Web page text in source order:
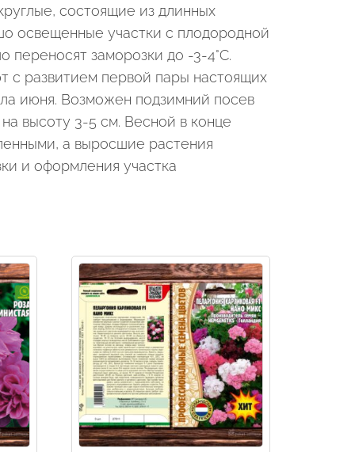
состоящие из длинных
освещенные участки с плодородной
заморозки до -3-4°C.
развитием первой пары настоящих
июня. Возможен подзимний посев
высоту 3-5 см. Весной в конце
а выросшие растения
и оформления участка